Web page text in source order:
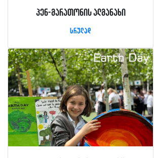
პენ-მარათონის ალმანახი
სრულად